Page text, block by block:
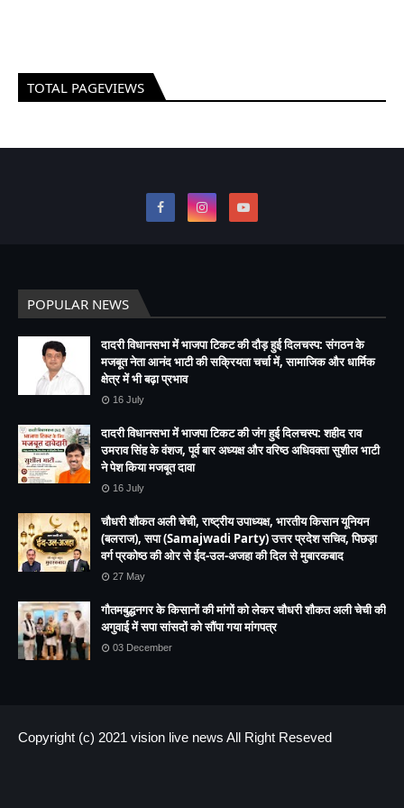
TOTAL PAGEVIEWS
POPULAR NEWS
दादरी विधानसभा में भाजपा टिकट की दौड़ हुई दिलचस्प: संगठन के
मजबूत नेता आनंद भाटी की सक्रियता चर्चा में, सामाजिक और धार्मिक
क्षेत्र में भी बढ़ा प्रभाव
16 July
दादरी विधानसभा में भाजपा टिकट की जंग हुई दिलचस्प: शहीद राव
उमराव सिंह के वंशज, पूर्व बार अध्यक्ष और वरिष्ठ अधिवक्ता सुशील भाटी
ने पेश किया मजबूत दावा
16 July
चौधरी शौकत अली चेची, राष्ट्रीय उपाध्यक्ष, भारतीय किसान यूनियन
(बलराज), सपा (Samajwadi Party) उत्तर प्रदेश सचिव, पिछड़ा
वर्ग प्रकोष्ठ की ओर से ईद-उल-अजहा की दिल से मुबारकबाद
27 May
गौतमबुद्धनगर के किसानों की मांगों को लेकर चौधरी शौकत अली चेची की
अगुवाई में सपा सांसदों को सौंपा गया मांगपत्र
03 December
Copyright (c) 2021 vision live news All Right Reseved